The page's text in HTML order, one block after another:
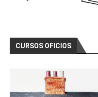
CURSOS OFICIOS